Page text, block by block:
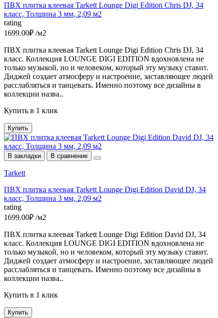
ПВХ плитка клеевая Tarkett Lounge Digi Edition Chris DJ, 34
класс, Толщина 3 мм, 2,09 м2
rating
1699.00₽ /м2
ПВХ плитка клеевая Tarkett Lounge Digi Edition Chris DJ, 34
класс. Коллекция LOUNGE DIGI EDITION вдохновлена не
только музыкой, но и человеком, который эту музыку ставит.
Диджей создает атмосферу и настроение, заставляющее людей
расслабляться и танцевать. Именно поэтому все дизайны в
коллекции назва..
Купить в 1 клик
Купить
В закладки В сравнение
Tarkett
ПВХ плитка клеевая Tarkett Lounge Digi Edition David DJ, 34
класс, Толщина 3 мм, 2,09 м2
rating
1699.00₽ /м2
ПВХ плитка клеевая Tarkett Lounge Digi Edition David DJ, 34
класс. Коллекция LOUNGE DIGI EDITION вдохновлена не
только музыкой, но и человеком, который эту музыку ставит.
Диджей создает атмосферу и настроение, заставляющее людей
расслабляться и танцевать. Именно поэтому все дизайны в
коллекции назва..
Купить в 1 клик
Купить